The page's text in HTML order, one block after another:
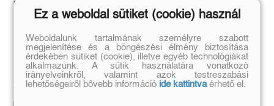
Vércseppek a havon
(E-könyv)
Cserháti Éva
Eredeti ár:
3 499 Ft
Hűség
(E-könyv)
Martina Cole
Eredeti ár:
5 249 Ft
Ez a weboldal sütiket (cookie) használ
Weboldalunk tartalmának személyre szabott
megjelenítése és a böngészési élmény biztosítása
érdekében sütiket (cookie), illetve egyéb technológiákat
alkalmazunk. A sütik használatára vonatkozó
irányelveinkről, valamint azok testreszabási
lehetőségeiről bővebb információ ide kattintvaérhető el.